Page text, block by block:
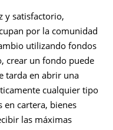
y satisfactorio,
por la comunidad
utilizando fondos
crear un fondo puede
tarda en abrir una
cualquier tipo
en cartera, bienes
las máximas